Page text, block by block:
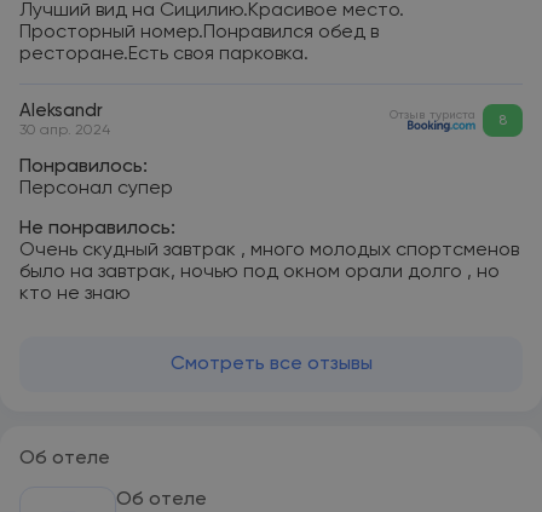
Лучший вид на Сицилию.Красивое место.
Просторный номер.Понравился обед в
ресторане.Есть своя парковка.
Aleksandr
30 апр. 2024
Отзыв туриста 8
Понравилось:
Персонал супер
Не понравилось:
Очень скудный завтрак , много молодых спортсменов
было на завтрак, ночью под окном орали долго , но
кто не знаю
Смотреть все отзывы
Об отеле
Об отеле